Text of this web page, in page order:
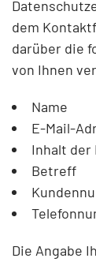
dem
darüber die
von Ihnen
Name
E-Mail-
Inhalt der
Betreff
Die Angabe